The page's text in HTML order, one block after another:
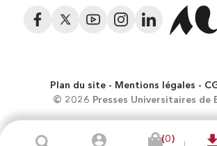
(0)
Facebook
Twitter YouTubeInstagramLinkedIn
Plan du site Mentions légales
© 2026 Presses Universitaires de